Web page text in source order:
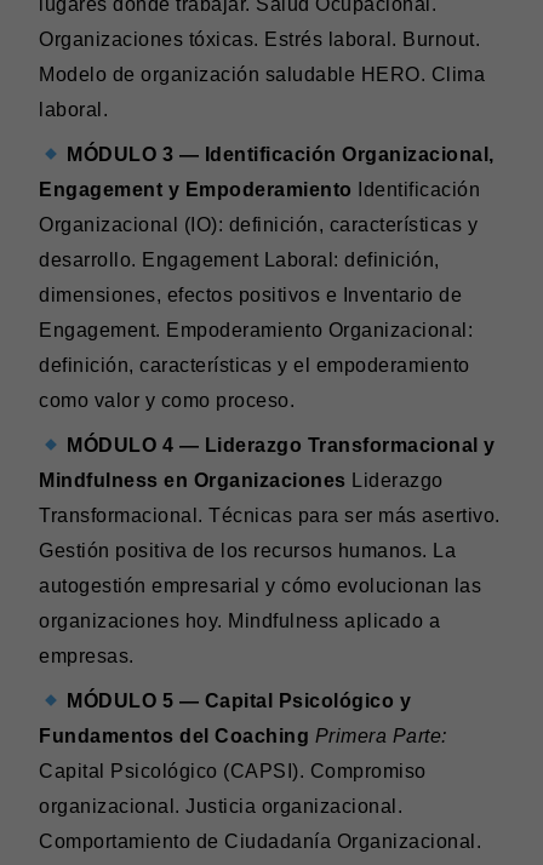
lugares donde trabajar. Salud Ocupacional.
Organizaciones tóxicas. Estrés laboral. Burnout.
Modelo de organización saludable HERO. Clima
laboral.
MÓDULO 3 — Identificación Organizacional,
Engagement y Empoderamiento
Identificación
Organizacional (IO): definición, características y
desarrollo. Engagement Laboral: definición,
dimensiones, efectos positivos e Inventario de
Engagement. Empoderamiento Organizacional:
definición, características y el empoderamiento
como valor y como proceso.
MÓDULO 4 — Liderazgo Transformacional y
Mindfulness en Organizaciones
Liderazgo
Transformacional. Técnicas para ser más asertivo.
Gestión positiva de los recursos humanos. La
autogestión empresarial y cómo evolucionan las
organizaciones hoy. Mindfulness aplicado a
empresas.
MÓDULO 5 — Capital Psicológico y
Fundamentos del Coaching Primera Parte:
Capital Psicológico (CAPSI). Compromiso
organizacional. Justicia organizacional.
Comportamiento de Ciudadanía Organizacional.